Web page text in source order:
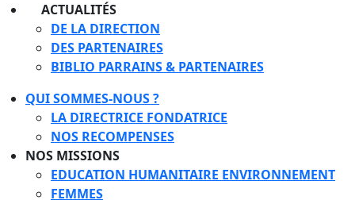
ACTUALITÉS
DE LA DIRECTION
DES PARTENAIRES
BIBLIO PARRAINS & PARTENAIRES
QUI SOMMES-NOUS ?
LA DIRECTRICE FONDATRICE
NOS RECOMPENSES
NOS MISSIONS
EDUCATION HUMANITAIRE ENVIRONNEMENT
FEMMES